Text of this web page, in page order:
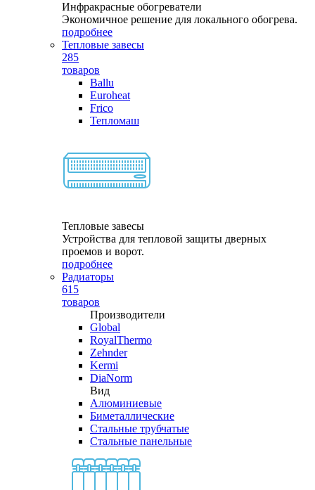
Инфракрасные обогреватели
Экономичное решение для локального обогрева.
подробнее
Тепловые завесы
285
товаров
Ballu
Euroheat
Frico
Тепломаш
Тепловые завесы
Устройства для тепловой защиты дверных
проемов и ворот.
подробнее
Радиаторы
615
товаров
Производители
Global
RoyalThermo
Zehnder
Kermi
DiaNorm
Вид
Алюминиевые
Биметаллические
Стальные трубчатые
Стальные панельные